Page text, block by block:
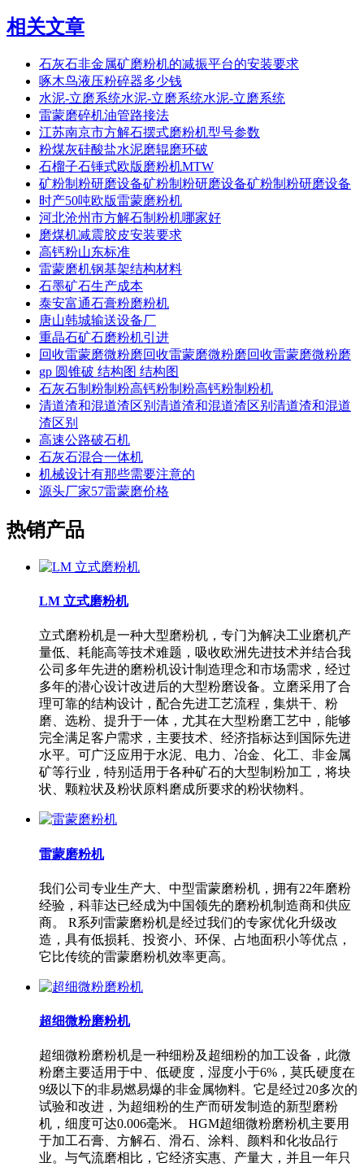
相关文章
石灰石非金属矿磨粉机的减振平台的安装要求
啄木鸟液压粉碎器多少钱
水泥-立磨系统水泥-立磨系统水泥-立磨系统
雷蒙磨碎机油管路接法
江苏南京市方解石摆式磨粉机型号参数
粉煤灰硅酸盐水泥磨辊磨环破
石榴子石锤式欧版磨粉机MTW
矿粉制粉研磨设备矿粉制粉研磨设备矿粉制粉研磨设备
时产50吨欧版雷蒙磨粉机
河北沧州市方解石制粉机哪家好
磨煤机减震胶皮安装要求
高钙粉山东标准
雷蒙磨机钢基架结构材料
石墨矿石生产成本
泰安富通石膏粉磨粉机
唐山韩城输送设备厂
重晶石矿石磨粉机引进
回收雷蒙磨微粉磨回收雷蒙磨微粉磨回收雷蒙磨微粉磨
gp 圆锥破 结构图 结构图
石灰石制粉制粉高钙粉制粉高钙粉制粉机
清道渣和混道渣区别清道渣和混道渣区别清道渣和混道
渣区别
高速公路破石机
石灰石混合一体机
机械设计有那些需要注意的
源头厂家57雷蒙磨价格
热销产品
LM 立式磨粉机
立式磨粉机是一种大型磨粉机，专门为解决工业磨机产
量低、耗能高等技术难题，吸收欧洲先进技术并结合我
公司多年先进的磨粉机设计制造理念和市场需求，经过
多年的潜心设计改进后的大型粉磨设备。立磨采用了合
理可靠的结构设计，配合先进工艺流程，集烘干、粉
磨、选粉、提升于一体，尤其在大型粉磨工艺中，能够
完全满足客户需求，主要技术、经济指标达到国际先进
水平。可广泛应用于水泥、电力、冶金、化工、非金属
矿等行业，特别适用于各种矿石的大型制粉加工，将块
状、颗粒状及粉状原料磨成所要求的粉状物料。
雷蒙磨粉机
我们公司专业生产大、中型雷蒙磨粉机，拥有22年磨粉
经验，科菲达已经成为中国领先的磨粉机制造商和供应
商。 R系列雷蒙磨粉机是经过我们的专家优化升级改
造，具有低损耗、投资小、环保、占地面积小等优点，
它比传统的雷蒙磨粉机效率更高。
超细微粉磨粉机
超细微粉磨粉机是一种细粉及超细粉的加工设备，此微
粉磨主要适用于中、低硬度，湿度小于6%，莫氏硬度在
9级以下的非易燃易爆的非金属物料。它是经过20多次的
试验和改进，为超细粉的生产而研发制造的新型磨粉
机，细度可达0.006毫米。 HGM超细微粉磨粉机主要用
于加工石膏、方解石、滑石、涂料、颜料和化妆品行
业。与气流磨相比，它经济实惠、产量大，并且一年只